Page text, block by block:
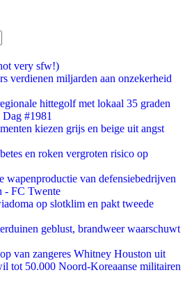
very sfw!)
verdienen miljarden aan onzekerheid
hittegolf met lokaal 35 graden
#1981
kiezen grijs en beige uit angst
en roken vergroten risico op
wapenproductie van defensiebedrijven
- FC Twente
op slotklim en pakt tweede
geblust, brandweer waarschuwt
van zangeres Whitney Houston uit
tot 50.000 Noord-Koreaanse militairen